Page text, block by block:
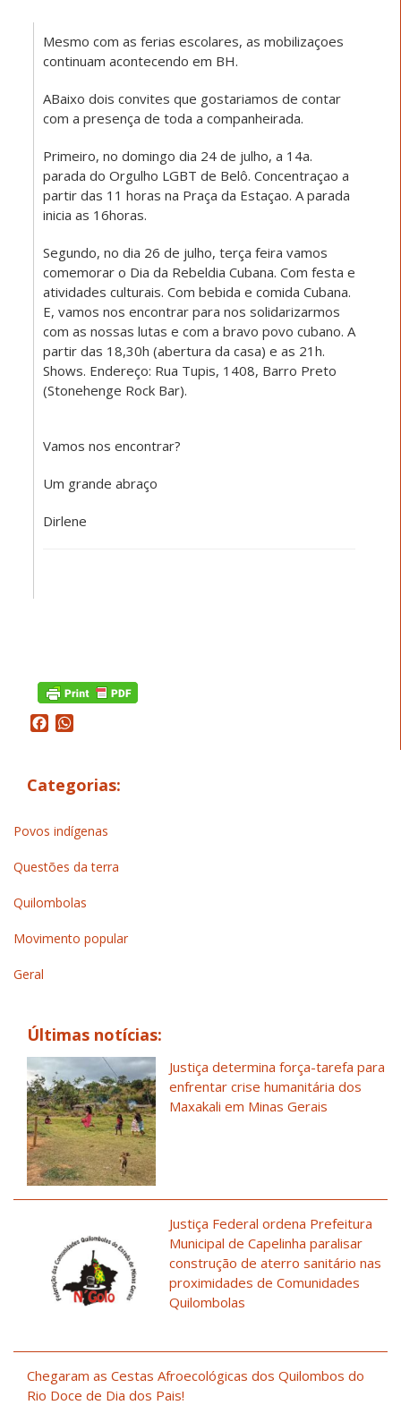
Mesmo com as ferias escolares, as mobilizaçoes
continuam acontecendo em BH.
ABaixo dois convites que gostariamos de contar
com a presença de toda a companheirada.
Primeiro, no domingo dia 24 de julho, a 14a.
parada do Orgulho LGBT de Belô. Concentraçao a
partir das 11 horas na Praça da Estaçao. A parada
inicia as 16horas.
Segundo, no dia 26 de julho, terça feira vamos
comemorar o Dia da Rebeldia Cubana. Com festa e
atividades culturais. Com bebida e comida Cubana.
E, vamos nos encontrar para nos solidarizarmos
com as nossas lutas e com a bravo povo cubano. A
partir das 18,30h (abertura da casa) e as 21h.
Shows. Endereço: Rua Tupis, 1408, Barro Preto
(Stonehenge Rock Bar).
Vamos nos encontrar?
Um grande abraço
Dirlene
Facebook
Categorias:
Povos indígenas
Questões da terra
Quilombolas
Movimento popular
Geral
Últimas notícias:
Justiça determina força-tarefa para
enfrentar crise humanitária dos
Maxakali em Minas Gerais
Justiça Federal ordena Prefeitura
Municipal de Capelinha paralisar
construção de aterro sanitário nas
proximidades de Comunidades
Quilombolas
Chegaram as Cestas Afroecológicas dos Quilombos do
Rio Doce de Dia dos Pais!